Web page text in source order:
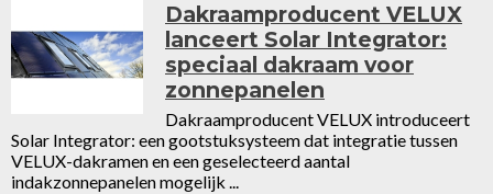
Dakraamproducent VELUX
lanceert Solar Integrator:
speciaal dakraam voor
zonnepanelen
Dakraamproducent VELUX introduceert
Solar Integrator: een gootstuksysteem dat integratie tussen
VELUX-dakramen en een geselecteerd aantal
indakzonnepanelen mogelijk ...